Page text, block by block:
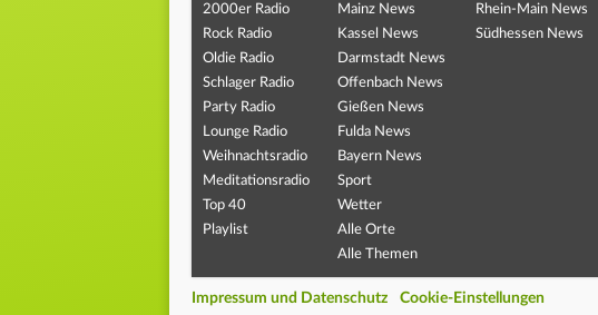
2000er Radio
Rock Radio
Oldie Radio
Schlager Radio
Party Radio
Lounge Radio
Weihnachtsradio
Meditationsradio
Top 40
Playlist
Mainz News
Kassel News
Darmstadt News
Offenbach News
Gießen News
Fulda News
Bayern News
Sport
Wetter
Alle Orte
Alle Themen
Rhein-Main News
Südhessen News
Impressum und Datenschutz Cookie-Einstellungen